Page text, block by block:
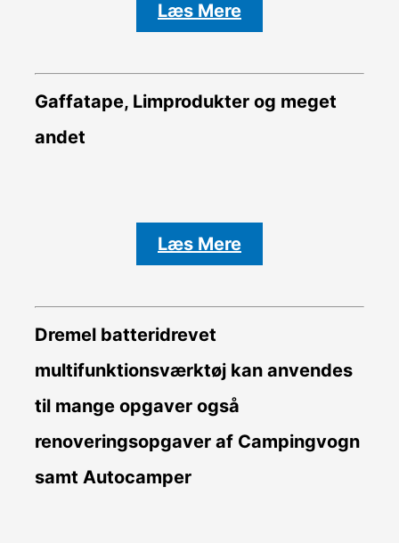
Læs Mere
Gaffatape, Limprodukter og meget
andet
Læs Mere
Dremel batteridrevet
multifunktionsværktøj kan anvendes
til mange opgaver også
renoveringsopgaver af Campingvogn
samt Autocamper